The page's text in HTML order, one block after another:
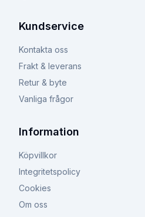
Kundservice
Kontakta oss
Frakt & leverans
Retur & byte
Vanliga frågor
Information
Köpvillkor
Integritetspolicy
Cookies
Om oss